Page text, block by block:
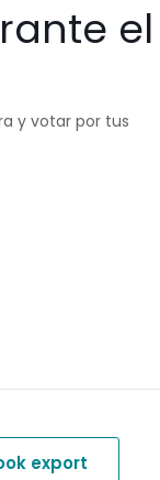
el
y votar por tus
export